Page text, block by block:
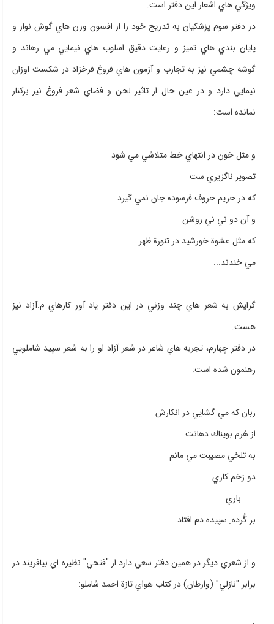
ويژگي هاي اشعار اين دفتر است.
در دفتر سوم پزشكيان به تدريج خود را از افسون وزن هاي گوش نواز و
پايان بندي هاي تميز و رعايت دقيق اسلوب هاي نيمايي مي رهاند و
گوشه چشمي نيز به تجارب و آزمون هاي فروغ فرخزاد در شكست اوزان
نيمايي دارد و در عين حال از تاثير لحن و فضاي شعر فروغ نيز بركنار
نمانده است:
و مثل خون در انتهاي خط متلاشي مي شود
تصوير ناگزيري ست
كه در حريم حروف فرسوده جان نمي گيرد
و آن دو ني ني روشن
كه مثل عشوة خورشيد در تنورة ظهر
مي خندند...
گرايش به شعر هاي چند وزني در اين دفتر ياد آور كارهاي م.آزاد نيز
هست.
در دفتر چهارم، تجربه هاي شاعر در شعر آزاد او را به شعر سپيد شاملويي
رهنمون شده است:
زبان كه مي گشايي در انكارش
از هُرم بويناك دهانت
به تلخي مصيبت مي مانم
دو زخم كاري
باري
بر گُرده ِ سپيده دم افتاد
و از شعري ديگر در همين دفتر سعي دارد از "فتحي" نظيره اي بيافريند در
برابر "نازلي" (وارطان) در كتاب هواي تازة احمد شاملو: